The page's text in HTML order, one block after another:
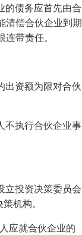
的债务应首先由合
清偿合伙企业到期
带责任。
出资额为限对合伙
不执行合伙企业事
立投资决策委员会
机构。
应就合伙企业的